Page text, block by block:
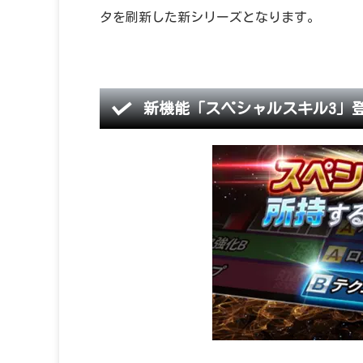
タを刷新した新シリーズとなります。
新機能「スペシャルスキル3」